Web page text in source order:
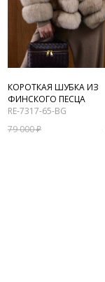
КОРОТКАЯ ШУБКА ИЗ
ФИНСКОГО ПЕСЦА
RE-7317-65-BG
79 000 ₽